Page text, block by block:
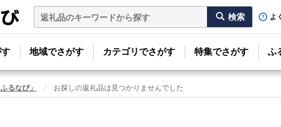
よ
地域でさがす カテゴリでさがす 特集でさがす ふ
るなび」 お探しの返礼品は見つかりませんでした